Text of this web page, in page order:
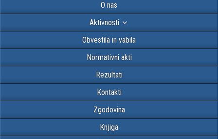
O nas
Aktivnosti
Obvestila in vabila
Normativni akti
Rezultati
Kontakti
Zgodovina
Knjiga